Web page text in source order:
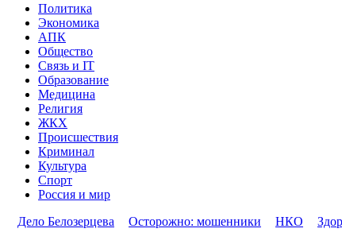
Политика
Экономика
АПК
Общество
Связь и IT
Образование
Медицина
Религия
ЖКХ
Происшествия
Криминал
Культура
Спорт
Россия и мир
Дело Белозерцева
Осторожно: мошенники НКО